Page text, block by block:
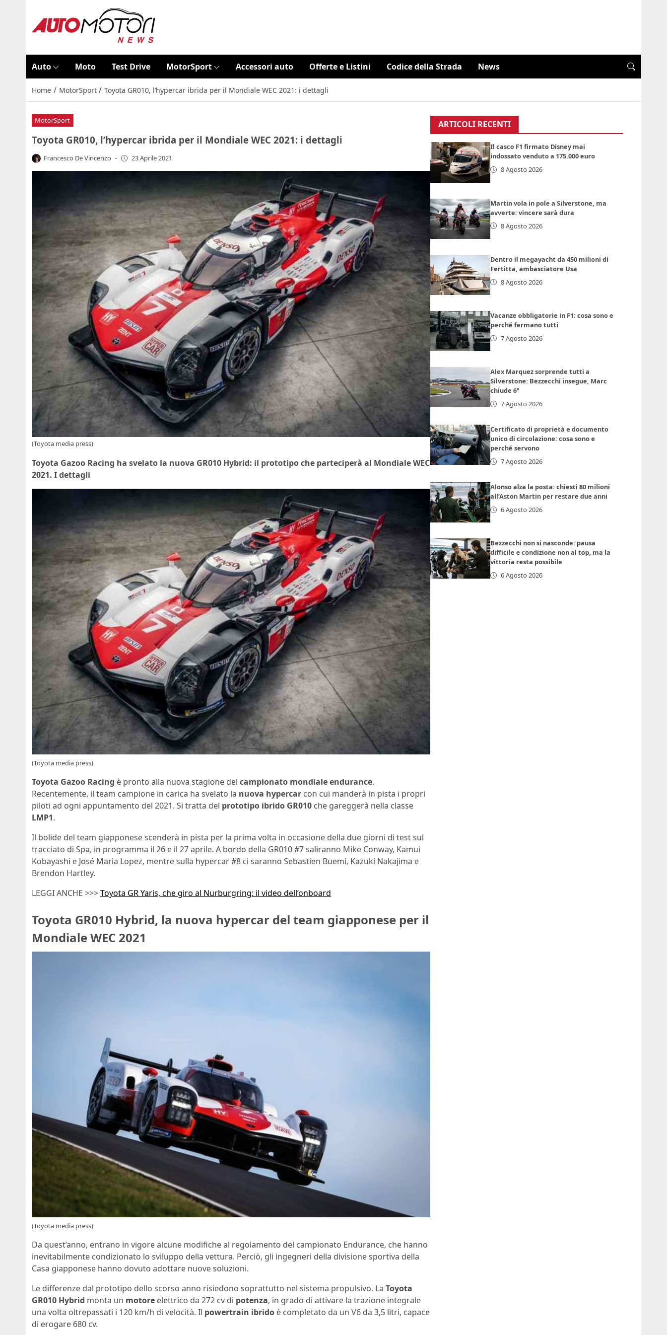
Auto Moto Test Drive MotorSport Accessori auto Offerte e Listini Codice della Strada News
Home / MotorSport / Toyota GR010, l’hypercar ibrida per il Mondiale WEC 2021: i dettagli
MotorSport
Toyota GR010, l’hypercar ibrida per il Mondiale WEC 2021: i dettagli
Francesco De Vincenzo - 23 Aprile 2021
(Toyota media press)
Toyota Gazoo Racing ha svelato la nuova GR010 Hybrid: il prototipo che parteciperà al Mondiale WEC
2021. I dettagli
(Toyota media press)
Toyota Gazoo Racing è pronto alla nuova stagione del campionato mondiale endurance.
Recentemente, il team campione in carica ha svelato la nuova hypercar con cui manderà in pista i propri
piloti ad ogni appuntamento del 2021. Si tratta del prototipo ibrido GR010 che gareggerà nella classe
LMP1.
Il bolide del team giapponese scenderà in pista per la prima volta in occasione della due giorni di test sul
tracciato di Spa, in programma il 26 e il 27 aprile. A bordo della GR010 #7 saliranno Mike Conway, Kamui
Kobayashi e José Maria Lopez, mentre sulla hypercar #8 ci saranno Sebastien Buemi, Kazuki Nakajima e
Brendon Hartley.
LEGGI ANCHE >>>Toyota GR Yaris, che giro al Nurburgring: il video dell’onboard
Toyota GR010 Hybrid, la nuova hypercar del team giapponese per il
Mondiale WEC 2021
(Toyota media press)
Da quest’anno, entrano in vigore alcune modifiche al regolamento del campionato Endurance, che hanno
inevitabilmente condizionato lo sviluppo della vettura. Perciò, gli ingegneri della divisione sportiva della
Casa giapponese hanno dovuto adottare nuove soluzioni.
Le differenze dal prototipo dello scorso anno risiedono soprattutto nel sistema propulsivo. La Toyota
GR010 Hybrid monta un motore elettrico da 272 cv di potenza, in grado di attivare la trazione integrale
una volta oltrepassati i 120 km/h di velocità. Il powertrain ibrido è completato da un V6 da 3,5 litri, capace
di erogare 680 cv.
ARTICOLI RECENTI
Il casco F1 firmato Disney mai
indossato venduto a 175.000 euro
8 Agosto 2026
Martin vola in pole a Silverstone, ma
avverte: vincere sarà dura
8 Agosto 2026
Dentro il megayacht da 450 milioni di
Fertitta, ambasciatore Usa
8 Agosto 2026
Vacanze obbligatorie in F1: cosa sono e
perché fermano tutti
7 Agosto 2026
Alex Marquez sorprende tutti a
Silverstone: Bezzecchi insegue, Marc
chiude 6°
7 Agosto 2026
Certificato di proprietà e documento
unico di circolazione: cosa sono e
perché servono
7 Agosto 2026
Alonso alza la posta: chiesti 80 milioni
all’Aston Martin per restare due anni
6 Agosto 2026
Bezzecchi non si nasconde: pausa
difficile e condizione non al top, ma la
vittoria resta possibile
6 Agosto 2026